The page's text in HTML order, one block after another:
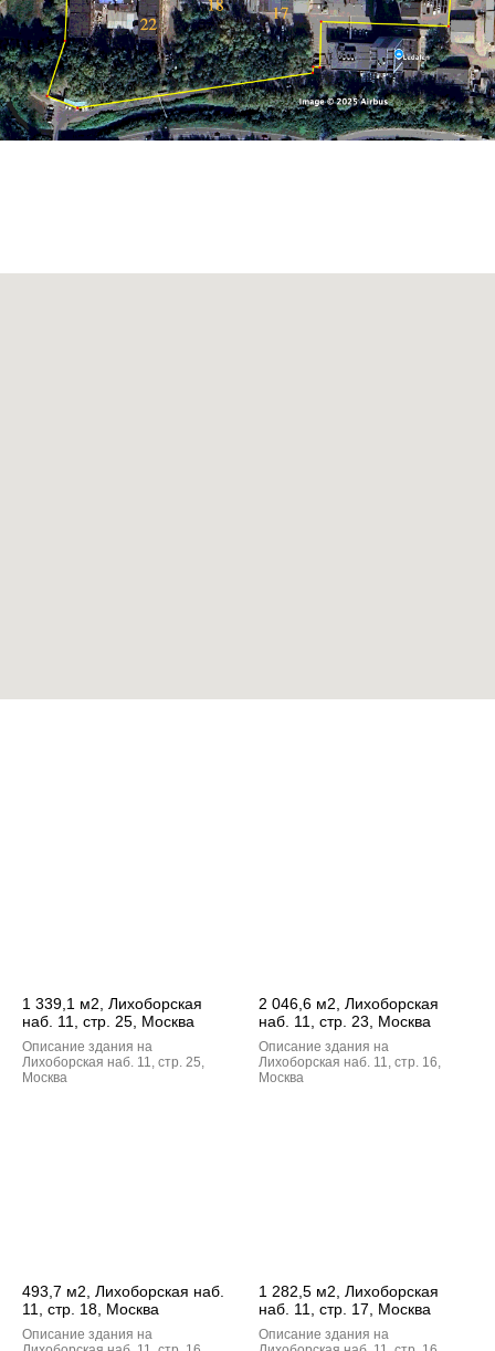
1 339,1 м2, Лихоборская
наб. 11, стр. 25, Москва
Описание здания на
Лихоборская наб. 11, стр. 25,
Москва
2 046,6 м2, Лихоборская
наб. 11, стр. 23, Москва
Описание здания на
Лихоборская наб. 11, стр. 16,
Москва
493,7 м2, Лихоборская наб.
11, стр. 18, Москва
Описание здания на
1 282,5 м2, Лихоборская
наб. 11, стр. 17, Москва
Описание здания на